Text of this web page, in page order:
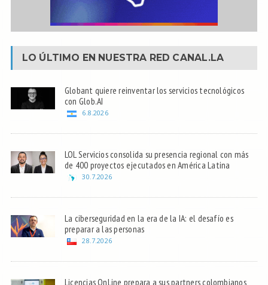
LO ÚLTIMO EN NUESTRA RED CANAL.LA
Globant quiere reinventar los servicios tecnológicos
con Glob.AI
6.8.2026
LOL Servicios consolida su presencia regional con más
de 400 proyectos ejecutados en América Latina
30.7.2026
La ciberseguridad en la era de la IA: el desafío es
preparar a las personas
28.7.2026
Licencias OnLine prepara a sus partners colombianos